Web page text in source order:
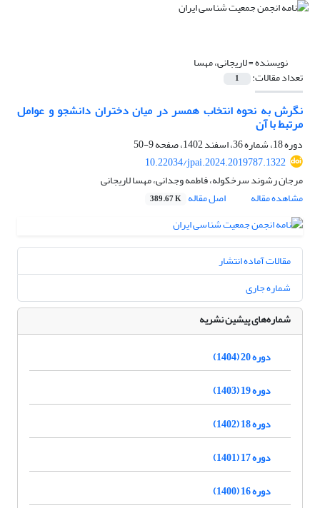
نویسنده =لاریجانی، مهسا
تعداد مقالات: 1
نگرش به نحوه انتخاب همسر در میان دختران دانشجو و عوامل
مرتبط با آن
دوره 18، شماره 36، اسفند 1402، صفحه
9-50
10.22034/jpai.2024.2019787.1322
مرجان رشوند سرخکوله، فاطمه وجدانی، مهسا لاریجانی
مشاهده مقاله
اصل مقاله 389.67 K
مقالات آماده انتشار
شماره جاری
شماره‌های پیشین نشریه
دوره 20 (1404)
دوره 19 (1403)
دوره 18 (1402)
دوره 17 (1401)
دوره 16 (1400)